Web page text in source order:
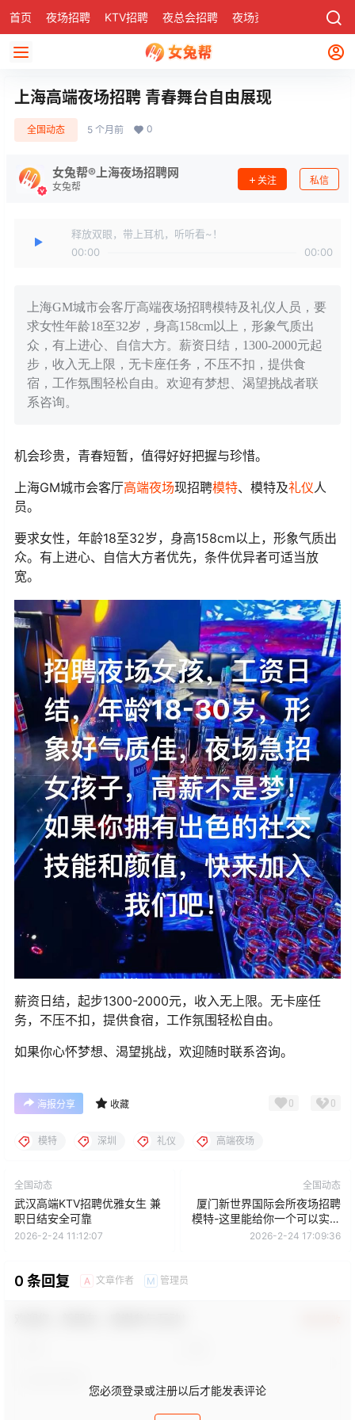
首页 夜场招聘 KTV招聘 夜总会招聘 夜场资讯 社区
上海高端夜场招聘 青春舞台自由展现
全国动态 5 个月前 0
女兔帮®上海夜场招聘网
女兔帮
关注 私信
释放双眼，带上耳机，听听看~！
00:00
00:00
上海GM城市会客厅高端夜场招聘模特及礼仪人员，要
求女性年龄18至32岁，身高158cm以上，形象气质出
众，有上进心、自信大方。薪资日结，1300-2000元起
步，收入无上限，无卡座任务，不压不扣，提供食
宿，工作氛围轻松自由。欢迎有梦想、渴望挑战者联
系咨询。
机会珍贵，青春短暂，值得好好把握与珍惜。
上海GM城市会客厅高端夜场现招聘模特、模特及礼仪人
员。
要求女性，年龄18至32岁，身高158cm以上，形象气质出
众。有上进心、自信大方者优先，条件优异者可适当放
宽。
薪资日结，起步1300-2000元，收入无上限。无卡座任
务，不压不扣，提供食宿，工作氛围轻松自由。
如果你心怀梦想、渴望挑战，欢迎随时联系咨询。
海报分享 收藏 0 0
模特 深圳 礼仪 高端夜场
全国动态
武汉高端KTV招聘优雅女生 兼
职日结安全可靠
2026-2-24 11:12:07
全国动态
厦门新世界国际会所夜场招聘
模特-这里能给你一个可以实现
的平台和资源
2026-2-24 17:09:36
0 条回复 A 文章作者 M 管理员
您必须登录或注册以后才能发表评论